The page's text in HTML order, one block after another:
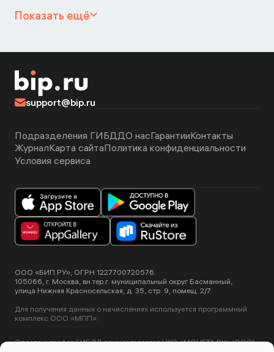
Показать ещё
support@bip.ru
Подразделения ГИБДДО насГарантииКонтакты
ЖурналКарта сайтаПолитика конфиденциальности
Условия сервиса
ООО «БИП.РУ», ОГРН 1227700720576.
105066, г. Москва, вн.тер.г. муниципальный округ Басманный,
улица Нижняя Красносельская, д. 35, стр. 9, помещ. 2/7
Для получения данных о начислениях используется программный
комплекс ООО «МПП».
Оплата штрафов ГИБДД осуществляется НКО «МОНЕТА.РУ» (ООО).